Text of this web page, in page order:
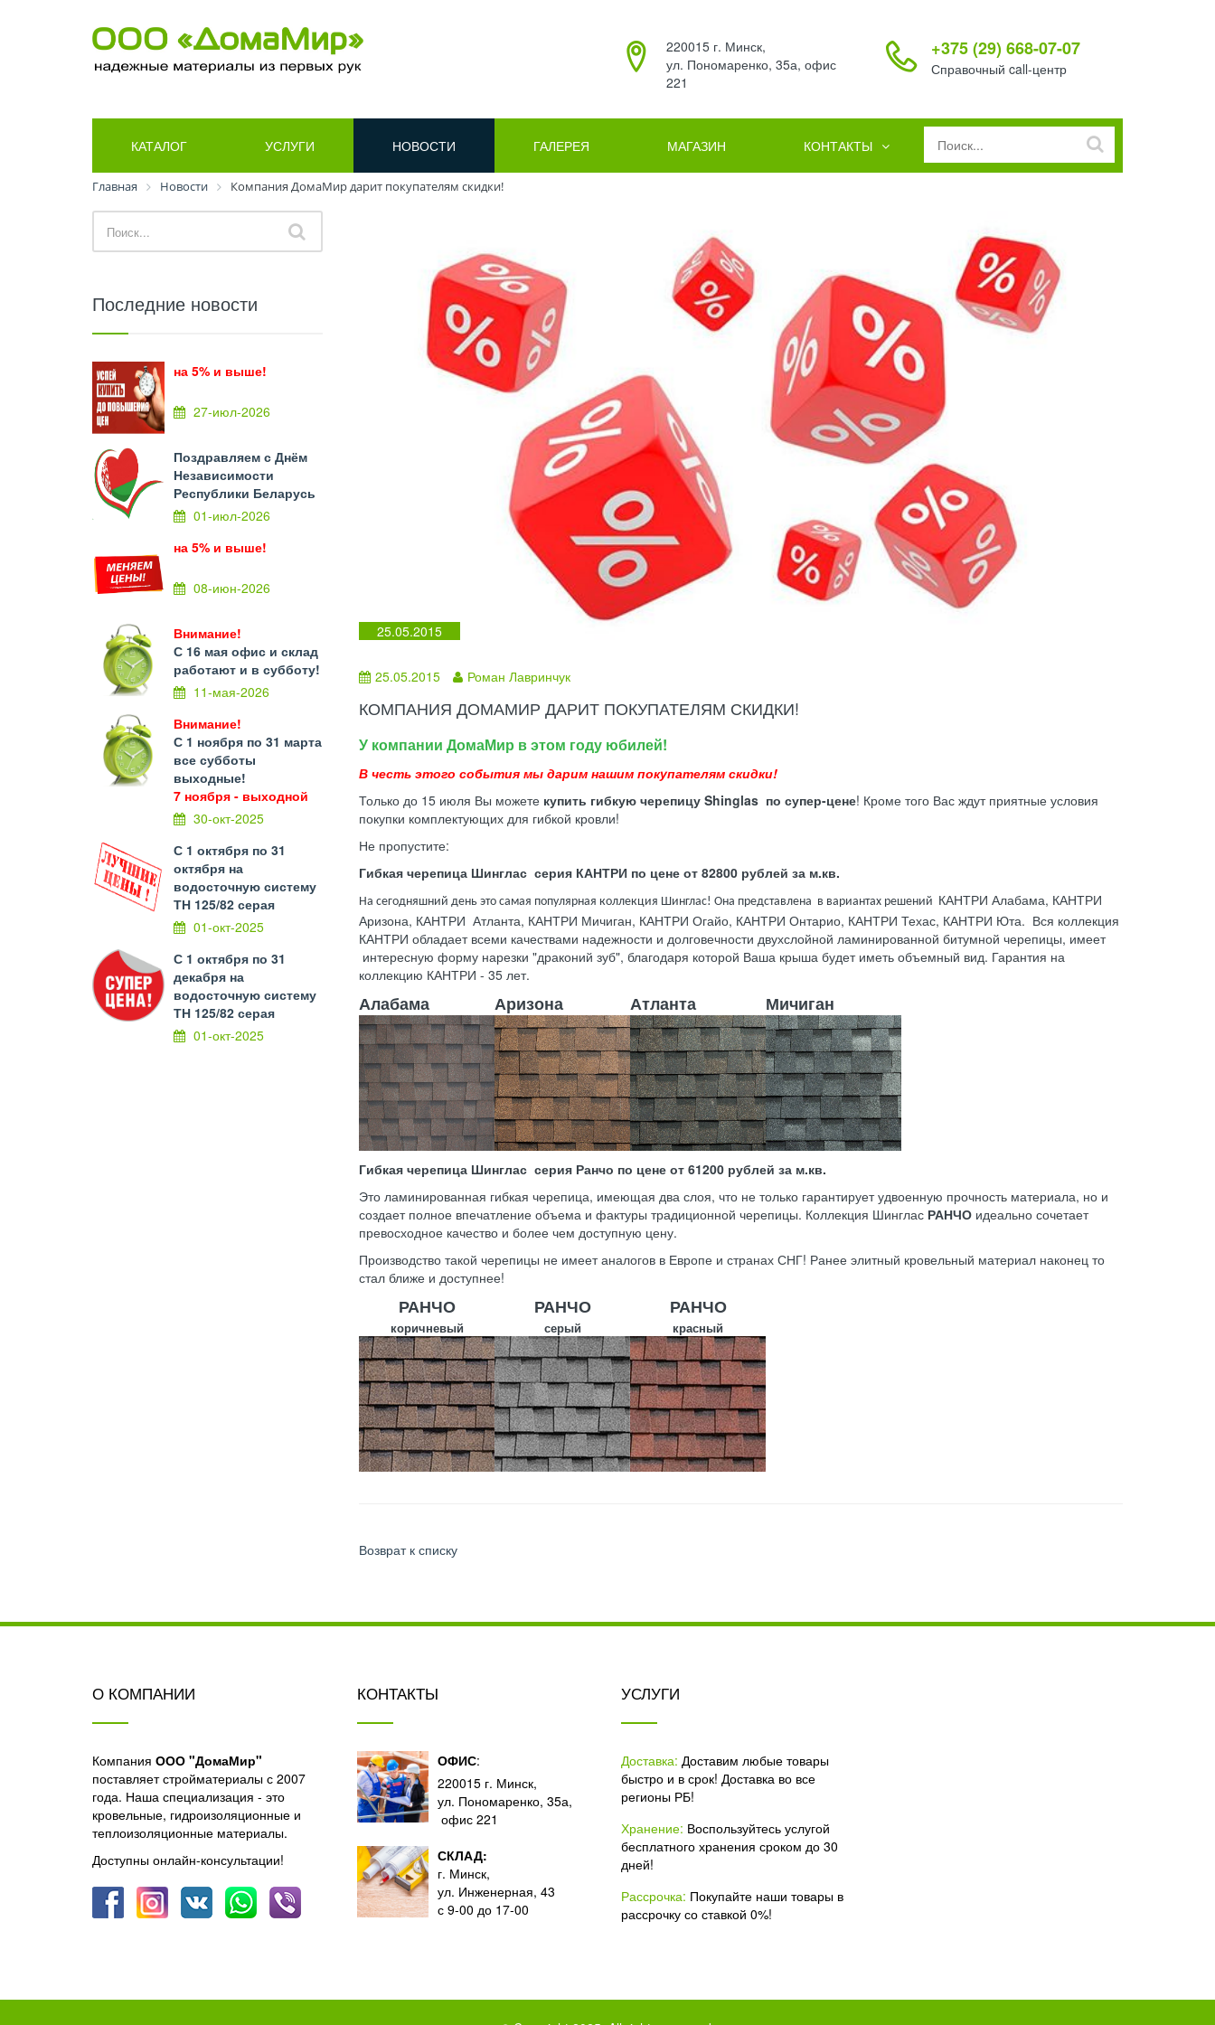
220015 г. Минск,
ул. Пономаренко, 35а, офис
221
+375 (29) 668-07-07
Справочный call-центр
КАТАЛОГ УСЛУГИ НОВОСТИ ГАЛЕРЕЯ МАГАЗИН КОНТАКТЫ
Главная Новости Компания ДомаМир дарит покупателям скидки!
Последние новости
на 5% и выше!
27-июл-2026
Поздравляем с Днём
Независимости
Республики Беларусь
01-июл-2026
на 5% и выше!
08-июн-2026
Внимание!
С 16 мая офис и склад
работают и в субботу!
11-мая-2026
Внимание!
С 1 ноября по 31 марта
все субботы
выходные!
7 ноября - выходной
30-окт-2025
С 1 октября по 31
октября на
водосточную систему
ТН 125/82 серая
01-окт-2025
С 1 октября по 31
декабря на
водосточную систему
ТН 125/82 серая
01-окт-2025
25.05.2015
25.05.2015 Роман Лавринчук
КОМПАНИЯ ДОМАМИР ДАРИТ ПОКУПАТЕЛЯМ СКИДКИ!
У компании ДомаМир в этом году юбилей!
В честь этого события мы дарим нашим покупателям скидки!
Только до 15 июля Вы можете купить гибкую черепицу Shinglas по супер-цене! Кроме того Вас ждут приятные условия
покупки комплектующих для гибкой кровли!
Не пропустите:
Гибкая черепица Шинглас серия КАНТРИ по цене от 82800 рублей за м.кв.
На сегодняшний день это самая популярная коллекция Шинглас! Она представлена в вариантах решений КАНТРИ Алабама, КАНТРИ
Аризона, КАНТРИ Атланта, КАНТРИ Мичиган, КАНТРИ Огайо, КАНТРИ Онтарио, КАНТРИ Техас, КАНТРИ Юта. Вся коллекция
КАНТРИ обладает всеми качествами надежности и долговечности двухслойной ламинированной битумной черепицы, имеет
интересную форму нарезки "драконий зуб", благодаря которой Ваша крыша будет иметь объемный вид. Гарантия на
коллекцию КАНТРИ - 35 лет.
Алабама Аризона Атланта Мичиган
Гибкая черепица Шинглас серия Ранчо по цене от 61200 рублей за м.кв.
Это ламинированная гибкая черепица, имеющая два слоя, что не только гарантирует удвоенную прочность материала, но и
создает полное впечатление объема и фактуры традиционной черепицы. Коллекция Шинглас РАНЧО идеально сочетает
превосходное качество и более чем доступную цену.
Производство такой черепицы не имеет аналогов в Европе и странах СНГ! Ранее элитный кровельный материал наконец то
стал ближе и доступнее!
РАНЧО
коричневый
РАНЧО
серый
РАНЧО
красный
Возврат к списку
О КОМПАНИИ
Компания ООО "ДомаМир"
поставляет стройматериалы с 2007
года. Наша специализация - это
кровельные, гидроизоляционные и
теплоизоляционные материалы.
Доступны онлайн-консультации!
КОНТАКТЫ
ОФИС:
220015 г. Минск,
ул. Пономаренко, 35а,
офис 221
СКЛАД:
г. Минск,
ул. Инженерная, 43
с 9-00 до 17-00
УСЛУГИ
Доставка: Доставим любые товары
быстро и в срок! Доставка во все
регионы РБ!
Хранение: Воспользуйтесь услугой
бесплатного хранения сроком до 30
дней!
Рассрочка: Покупайте наши товары в
рассрочку со ставкой 0%!